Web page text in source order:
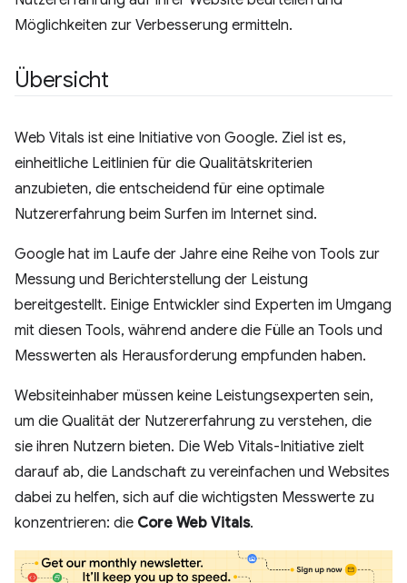
Möglichkeiten zur Verbesserung ermitteln.
Übersicht
Web Vitals ist eine Initiative von Google. Ziel ist es,
einheitliche Leitlinien für die Qualitätskriterien
anzubieten, die entscheidend für eine optimale
Nutzererfahrung beim Surfen im Internet sind.
Google hat im Laufe der Jahre eine Reihe von Tools zur
Messung und Berichterstellung der Leistung
bereitgestellt. Einige Entwickler sind Experten im Umgang
mit diesen Tools, während andere die Fülle an Tools und
Messwerten als Herausforderung empfunden haben.
Websiteinhaber müssen keine Leistungsexperten sein,
um die Qualität der Nutzererfahrung zu verstehen, die
sie ihren Nutzern bieten. Die Web Vitals-Initiative zielt
darauf ab, die Landschaft zu vereinfachen und Websites
dabei zu helfen, sich auf die wichtigsten Messwerte zu
konzentrieren: die Core Web Vitals.